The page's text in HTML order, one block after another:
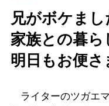
兄がボケま
家族との暮
明日もお便さ
ライターのツガエ